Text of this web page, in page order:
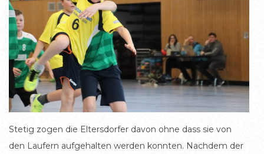
Stetig zogen die Eltersdorfer davon ohne dass sie von
den Laufern aufgehalten werden konnten. Nachdem der